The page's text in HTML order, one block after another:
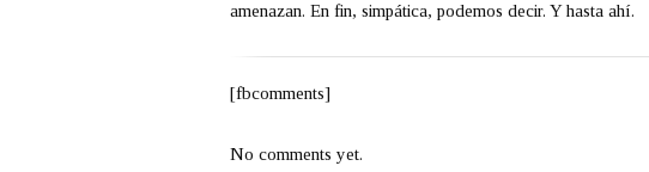
amenazan. En fin, simpática, podemos decir. Y hasta ahí.
[fbcomments]
No comments yet.